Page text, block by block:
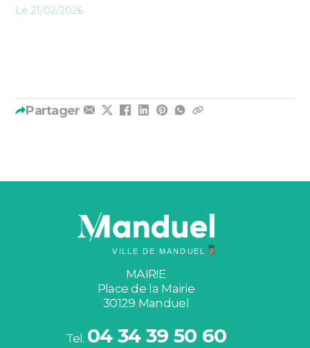
Le 21/02/2026
Partager
MAIRIE
Place de la Mairie
30129 Manduel
Tel. 04 34 39 50 60